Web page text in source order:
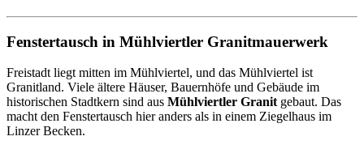
Fenstertausch in Mühlviertler Granitmauerwerk
Freistadt liegt mitten im Mühlviertel, und das Mühlviertel ist
Granitland. Viele ältere Häuser, Bauernhöfe und Gebäude im
historischen Stadtkern sind aus Mühlviertler Granit gebaut. Das
macht den Fenstertausch hier anders als in einem Ziegelhaus im
Linzer Becken.